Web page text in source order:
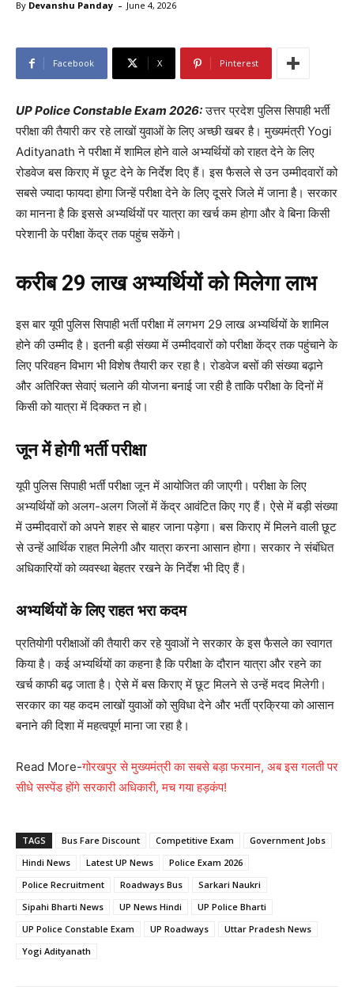
By Devanshu Panday - June 4, 2026
Facebook X Pinterest
UP Police Constable Exam 2026: उत्तर प्रदेश पुलिस सिपाही भर्ती
परीक्षा की तैयारी कर रहे लाखों युवाओं के लिए अच्छी खबर है। मुख्यमंत्री Yogi
Adityanath ने परीक्षा में शामिल होने वाले अभ्यर्थियों को राहत देने के लिए
रोडवेज बस किराए में छूट देने के निर्देश दिए हैं। इस फैसले से उन उम्मीदवारों को
सबसे ज्यादा फायदा होगा जिन्हें परीक्षा देने के लिए दूसरे जिले में जाना है। सरकार
का मानना है कि इससे अभ्यर्थियों पर यात्रा का खर्च कम होगा और वे बिना किसी
परेशानी के परीक्षा केंद्र तक पहुंच सकेंगे।
करीब 29 लाख अभ्यर्थियों को मिलेगा लाभ
इस बार यूपी पुलिस सिपाही भर्ती परीक्षा में लगभग 29 लाख अभ्यर्थियों के शामिल
होने की उम्मीद है। इतनी बड़ी संख्या में उम्मीदवारों को परीक्षा केंद्र तक पहुंचाने के
लिए परिवहन विभाग भी विशेष तैयारी कर रहा है। रोडवेज बसों की संख्या बढ़ाने
और अतिरिक्त सेवाएं चलाने की योजना बनाई जा रही है ताकि परीक्षा के दिनों में
किसी को यात्रा में दिक्कत न हो।
जून में होगी भर्ती परीक्षा
यूपी पुलिस सिपाही भर्ती परीक्षा जून में आयोजित की जाएगी। परीक्षा के लिए
अभ्यर्थियों को अलग-अलग जिलों में केंद्र आवंटित किए गए हैं। ऐसे में बड़ी संख्या
में उम्मीदवारों को अपने शहर से बाहर जाना पड़ेगा। बस किराए में मिलने वाली छूट
से उन्हें आर्थिक राहत मिलेगी और यात्रा करना आसान होगा। सरकार ने संबंधित
अधिकारियों को व्यवस्था बेहतर रखने के निर्देश भी दिए हैं।
अभ्यर्थियों के लिए राहत भरा कदम
प्रतियोगी परीक्षाओं की तैयारी कर रहे युवाओं ने सरकार के इस फैसले का स्वागत
किया है। कई अभ्यर्थियों का कहना है कि परीक्षा के दौरान यात्रा और रहने का
खर्च काफी बढ़ जाता है। ऐसे में बस किराए में छूट मिलने से उन्हें मदद मिलेगी।
सरकार का यह कदम लाखों युवाओं को सुविधा देने और भर्ती प्रक्रिया को आसान
बनाने की दिशा में महत्वपूर्ण माना जा रहा है।
Read More-गोरखपुर से मुख्यमंत्री का सबसे बड़ा फरमान, अब इस गलती पर
सीधे सस्पेंड होंगे सरकारी अधिकारी, मच गया हड़कंप!
TAGS Bus Fare Discount Competitive Exam
Government Jobs
Hindi News
Latest UP News
Police Exam 2026
Police Recruitment
Roadways Bus
Sarkari Naukri
Sipahi Bharti News
UP News Hindi
UP Police Bharti
UP Police Constable Exam
UP Roadways
Uttar Pradesh News
Yogi Adityanath